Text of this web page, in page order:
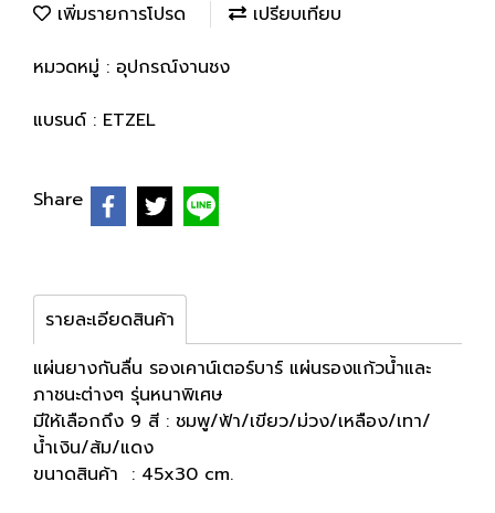
เพิ่มรายการโปรด
เปรียบเทียบ
หมวดหมู่ : อุปกรณ์งานชง
แบรนด์ : ETZEL
Share
รายละเอียดสินค้า
แผ่นยางกันลื่น รองเคาน์เตอร์บาร์ แผ่นรองแก้วน้ำและ
ภาชนะต่างๆ รุ่นหนาพิเศษ
มีให้เลือกถึง 9 สี : ชมพู/ฟ้า/เขียว/ม่วง/เหลือง/เทา/
น้ำเงิน/ส้ม/แดง
ขนาดสินค้า : 45x30 cm.